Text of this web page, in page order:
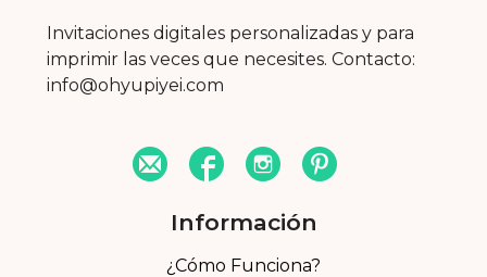
Invitaciones digitales personalizadas y para
imprimir las veces que necesites. Contacto:
info@ohyupiyei.com
Información
¿Cómo Funciona?